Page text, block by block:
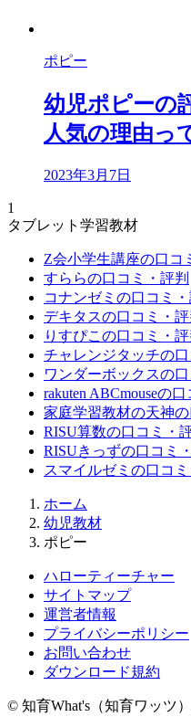
ポピー
幼児ポピーの
人気の理由っ
2023年3月7日
1
タブレット学習教材
Z会小学生講座の口コ
すららの口コミ・評判
コナンゼミの口コミ・
デキタスの口コミ・評
りすぴこの口コミ・評
チャレンジタッチの口
ワンダーボックスの
rakuten ABCmouseの
家庭学習教材の天神
RISU算数の口コミ・
RISUきっずの口コミ
スマイルゼミの口コミ
ホーム
幼児教材
ポピー
ハローティーチャー
サイトマップ
運営者情報
プライバシーポリシー
お問い合わせ
ダウンロード規約
© 知育What's（知育ワッツ